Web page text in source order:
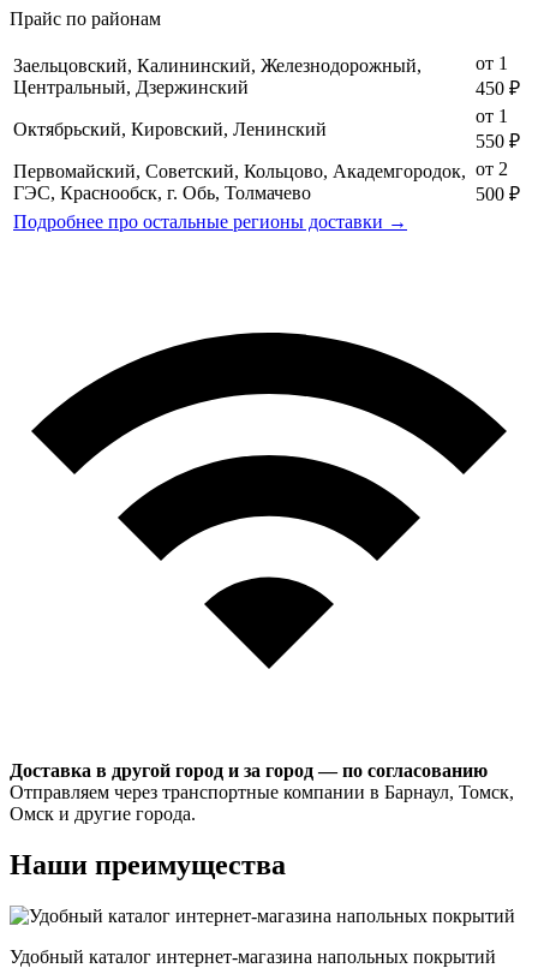
Прайс по районам
Заельцовский, Калининский, Железнодорожный,
Центральный, Дзержинский
от 1
450 ₽
Октябрьский, Кировский, Ленинский
от 1
550 ₽
Первомайский, Советский, Кольцово, Академгородок,
ГЭС, Краснообск, г. Обь, Толмачево
от 2
500 ₽
Подробнее про остальные регионы доставки →
Доставка в другой город и за город — по согласованию
Отправляем через транспортные компании в Барнаул, Томск,
Омск и другие города.
Наши преимущества
Удобный каталог интернет-магазина напольных покрытий